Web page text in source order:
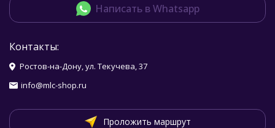
Написать в Whatsapp
Контакты:
Ростов-на-Дону, ул. Текучева, 37
info@mlc-shop.ru
Проложить маршрут